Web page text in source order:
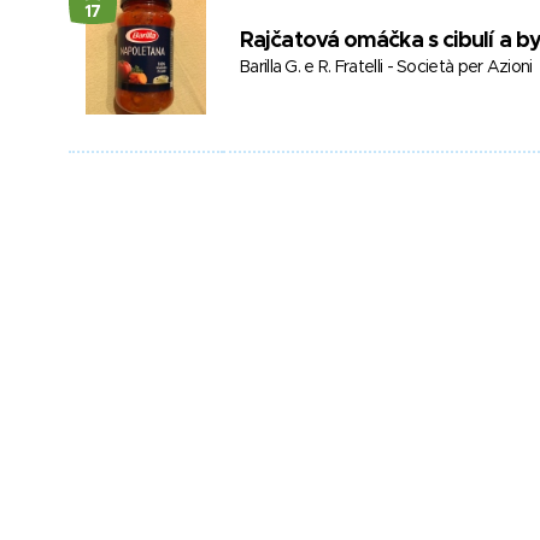
17
Rajčatová omáčka s cibulí a
Barilla G. e R. Fratelli - Società per Azioni